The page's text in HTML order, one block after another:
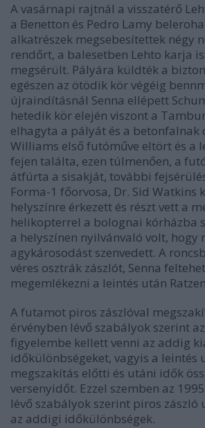
A vasárnapi rajtnál a visszatérő
a Benetton és Pedro Lamy
alkatrészek megsebesítettek négy
rendőrt, a balesetben Lehto karja
megsérült. Pályára küldték a
egészen az ötödik kör végéig
újraindításnál Senna ellépett
hetedik kör elején viszont a
elhagyta a pályát és a betonfalnak
Williams első futóműve eltört és a
fejen találta, ezen túlmenően, a
átfúrta a sisakját, további
Forma-1 főorvosa, Dr. Sid Watkins
helyszínre érkezett és részt vett a
helikopterrel a bolognai kórházba
a helyszínen nyilvánvaló volt, hogy
agykárosodást szenvedett. A
véres osztrák zászlót, Senna
megemlékezni a leintés után
A futamot piros zászlóval
érvényben lévő szabályok szerint
figyelembe kellett venni az addig
időkülönbségeket, vagyis a leintés
megszakítás előtti és utáni idők
versenyidőt. Ezzel szemben az
lévő szabályok szerint piros
az addigi időkülönbségek.